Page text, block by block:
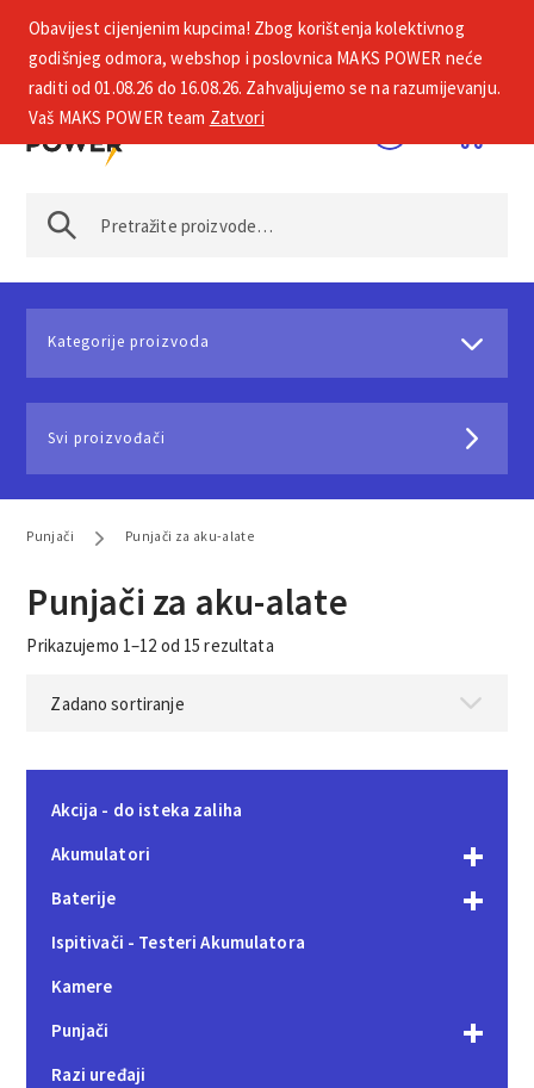
+385 1 2002 575
Kategorije proizvoda
Svi proizvođači
Punjači Punjači za aku-alate
Punjači za aku-alate
Prikazujemo 1–12 od 15 rezultata
Akcija - do isteka zaliha
Akumulatori
Baterije
Ispitivači - Testeri Akumulatora
Kamere
Punjači
Razi uređaji
Obavijest cijenjenim kupcima! Zbog korištenja kolektivnog
godišnjeg odmora, webshop i poslovnica MAKS POWER neće
raditi od 01.08.26 do 16.08.26. Zahvaljujemo se na razumijevanju.
Vaš MAKS POWER team Zatvori